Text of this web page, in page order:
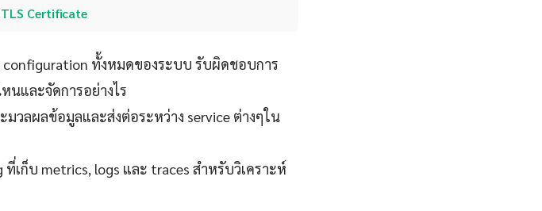
Certificate
ทั้งหมดของระบบ รับผิดชอบการ
นและจัดการอย่างไร
วลผลข้อมูลและส่งต่อระหว่าง service ต่างๆใน
เก็บ metrics, logs และ traces สำหรับวิเคราะห์